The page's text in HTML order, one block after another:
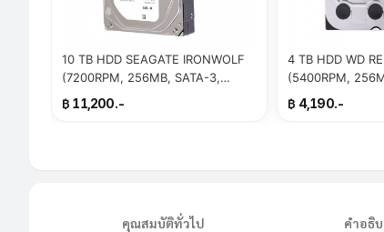
10 TB HDD SEAGATE IRONWOLF
(7200RPM, 256MB, SATA-3,
ST10000VN000)
฿ 11,200.-
4 TB HDD WD
(5400RPM,
WD40EFPX)
฿ 4,190.-
คุณสมบัติทั่วไป คำอธิ